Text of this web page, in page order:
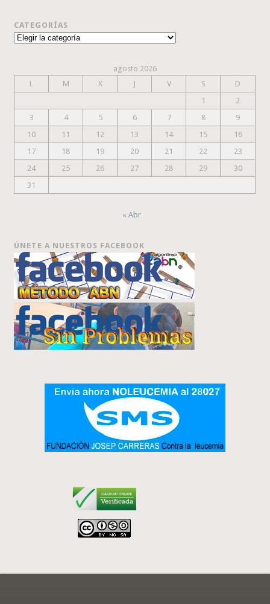
CATEGORÍAS
Categorías
agosto 2026
L
M X J V S
D
1
2
3
4 5 6 7 8
9
10
11 12 13 14 15
16
17
18 19 20 21 22
23
24
25 26 27 28 29
30
31
« Abr
ÚNETE A NUESTROS FACEBOOK